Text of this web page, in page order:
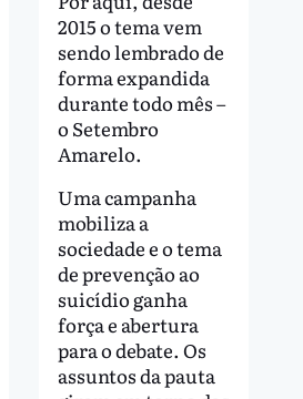
2015 o tema vem
sendo lembrado de
forma expandida
durante todo mês –
o Setembro
Amarelo.
Uma campanha
mobiliza a
sociedade e o tema
de prevenção ao
suicídio ganha
força e abertura
para o debate. Os
assuntos da pauta